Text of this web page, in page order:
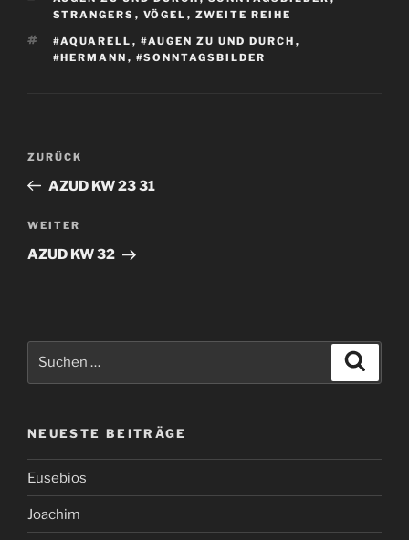
STRANGERS , VÖGEL , ZWEITE REIHE
SCHLAGWÖRTER
#AQUARELL , #AUGEN ZU UND DURCH ,
#HERMANN , #SONNTAGSBILDER
Beitragsnavigation
Vorheriger
Beitrag
ZURÜCK
AZUD KW 23 31
Nächster
Beitrag
WEITER
AZUD KW 32
NEUESTE BEITRÄGE
Eusebios
Joachim